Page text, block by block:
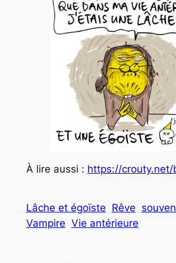
À lire aussi : https://crouty.net/
Lâche et égoïste Rêve
Vampire Vie antérieure